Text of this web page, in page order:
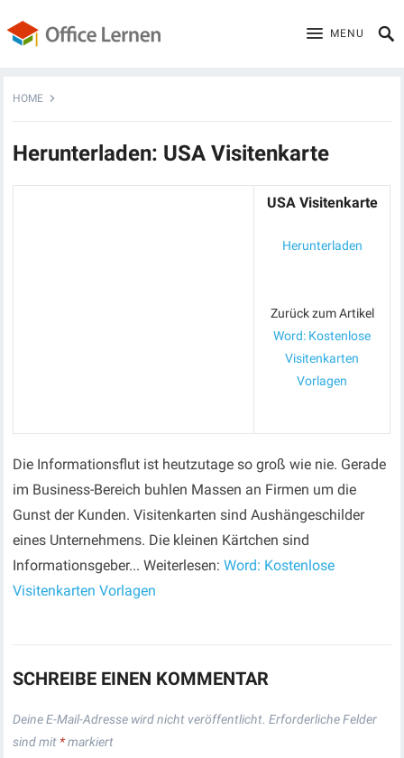
MENU
HOME
Herunterladen: USA Visitenkarte
USA Visitenkarte
Herunterladen
Zurück zum Artikel
Word: Kostenlose
Visitenkarten
Vorlagen
Die Informationsflut ist heutzutage so groß wie nie. Gerade
im Business-Bereich buhlen Massen an Firmen um die
Gunst der Kunden. Visitenkarten sind Aushängeschilder
eines Unternehmens. Die kleinen Kärtchen sind
Informationsgeber... Weiterlesen:Word: Kostenlose
Visitenkarten Vorlagen
SCHREIBE EINEN KOMMENTAR
Deine E-Mail-Adresse wird nicht veröffentlicht. Erforderliche Felder
sind mit *markiert